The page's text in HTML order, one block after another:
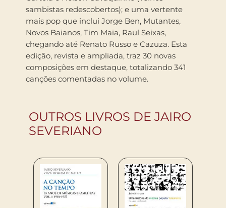
sambistas redescobertos); e uma vertente
mais pop que inclui Jorge Ben, Mutantes,
Novos Baianos, Tim Maia, Raul Seixas,
chegando até Renato Russo e Cazuza. Esta
edição, revista e ampliada, traz 30 novas
composições em destaque, totalizando 341
canções comentadas no volume.
OUTROS LIVROS DE JAIRO
SEVERIANO